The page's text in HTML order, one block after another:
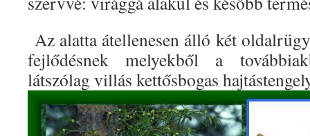
Az alatta átellenesen álló két
fejlődésnek melyekből a
látszólag villás kettősbogas